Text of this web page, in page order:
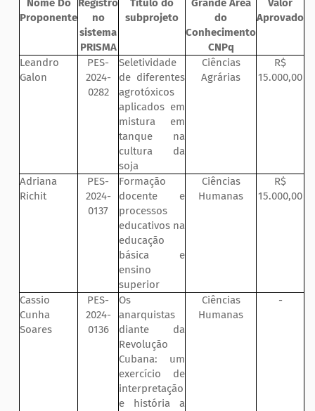
Nome Do
Proponente
Registro
no
sistema
PRISMA
Título do
subprojeto
Grande Área
do
Conhecimento
CNPq
Valor
Aprovado
Leandro
Galon
PES-
2024-
0282
Seletividade
de diferentes
agrotóxicos
aplicados em
mistura em
tanque na
cultura da
soja
Ciências
Agrárias
R$
15.000,00
Adriana
Richit
PES-
2024-
0137
Formação
docente e
processos
educativos na
educação
básica e
ensino
superior
Ciências
Humanas
R$
15.000,00
Cassio
Cunha
Soares
PES-
2024-
0136
Os
anarquistas
diante da
Revolução
Cubana: um
exercício de
interpretação
e história a
Ciências
Humanas
-